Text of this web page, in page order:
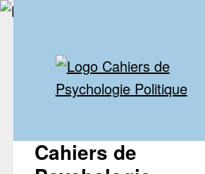
Cahiers de